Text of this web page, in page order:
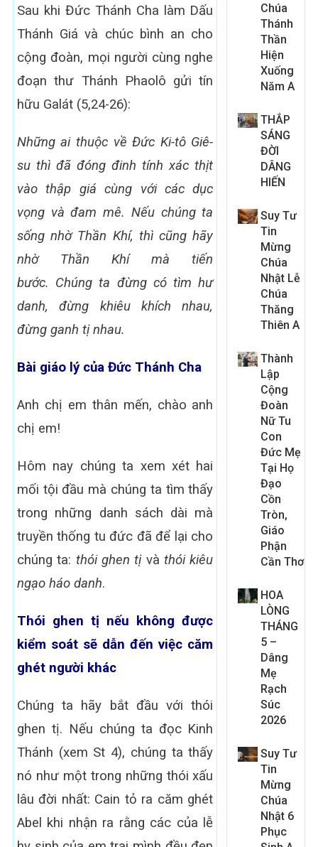
Sau khi Đức Thánh Cha làm Dấu
Thánh Giá và chúc bình an cho
cộng đoàn, mọi người cùng nghe
đoạn thư Thánh Phaolô gửi tín
hữu Galát (5,24-26):
Những ai thuộc về Đức Ki-tô Giê-
su thì đã đóng đinh tính xác thịt
vào thập giá cùng với các dục
vọng và đam mê. Nếu chúng ta
sống nhờ Thần Khí, thì cũng hãy
nhờ Thần Khí mà tiến
bước. Chúng ta đừng có tìm hư
danh, đừng khiêu khích nhau,
đừng ganh tị nhau.
Bài giáo lý của Đức Thánh Cha
Anh chị em thân mến, chào anh
chị em!
Hôm nay chúng ta xem xét hai
mối tội đầu mà chúng ta tìm thấy
trong những danh sách dài mà
truyền thống tu đức đã để lại cho
chúng ta: thói ghen tịvàthói kiêu
ngạo háo danh.
Thói ghen tị nếu không được
kiểm soát sẽ dẫn đến việc căm
ghét người khác
Chúng ta hãy bắt đầu với thói
ghen tị. Nếu chúng ta đọc Kinh
Thánh (xem St 4), chúng ta thấy
nó như một trong những thói xấu
lâu đời nhất: Cain tỏ ra căm ghét
Abel khi nhận ra rằng các của lễ
Chúa
Thánh
Thần
Hiện
Xuống
Năm A
THẮP
SÁNG
ĐỜI
DÂNG
HIẾN
Suy Tư
Tin
Mừng
Chúa
Nhật Lễ
Chúa
Thăng
Thiên A
Thành
Lập
Cộng
Đoàn
Nữ Tu
Con
Đức Mẹ
Tại Họ
Đạo
Cồn
Tròn,
Giáo
Phận
Cần Thơ
HOA
LÒNG
THÁNG
5 –
Dâng
Mẹ
Rạch
Súc
2026
Suy Tư
Tin
Mừng
Chúa
Nhật 6
Phục